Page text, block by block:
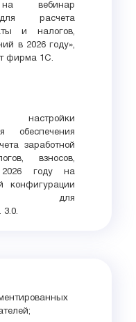
вебинар
расчета
и налогов,
в 2026 году»,
фирма 1С.
настройки
обеспечения
заработной
взносов,
году на
конфигурации
для
3.0.